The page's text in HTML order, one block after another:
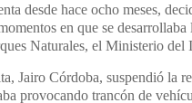
desde hace ocho meses,
en que se
Naturales, el Ministerio
Jairo Córdoba, suspendió la
provocando trancón de